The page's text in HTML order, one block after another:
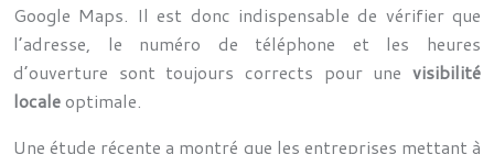
Google Maps. Il est donc indispensable de vérifier que
l’adresse, le numéro de téléphone et les heures
d’ouverture sont toujours corrects pour une visibilité
localeoptimale.
Une étude récente a montré que les entreprises mettant à